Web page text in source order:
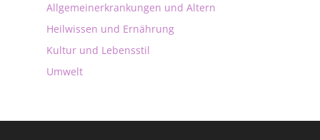
Allgemeinerkrankungen und Altern
Heilwissen und Ernährung
Kultur und Lebensstil
Umwelt